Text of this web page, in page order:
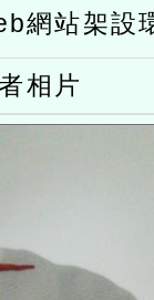
學示範
教育署
種計畫
上尚未
促進－
用相關
網站架設
相片